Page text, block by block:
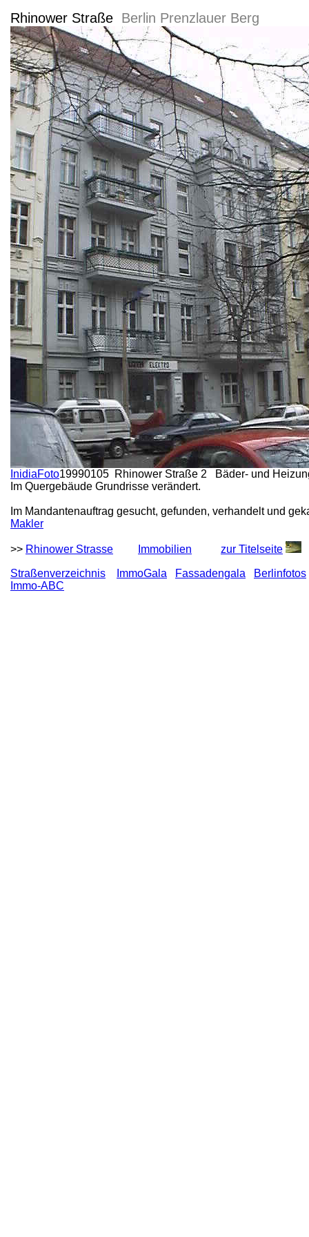
Rhinower Straße Berlin Prenzlauer Berg
InidiaFoto19990105 Rhinower Straße 2 Bäder- und
Im Quergebäude Grundrisse verändert.
Im Mandantenauftrag gesucht, gefunden, verhandelt und
Makler
>> Rhinower Strasse Immobilien zur Titelseite
Straßenverzeichnis ImmoGala Fassadengala
Berlinfotos
Immo-ABC